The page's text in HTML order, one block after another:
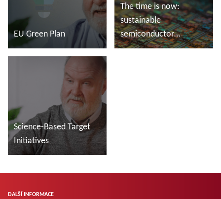
EU Green Plan
The time is now:
sustainable
semiconductor
manufacturing
Science-Based Target
Initiatives
DALŠÍ INFORMACE